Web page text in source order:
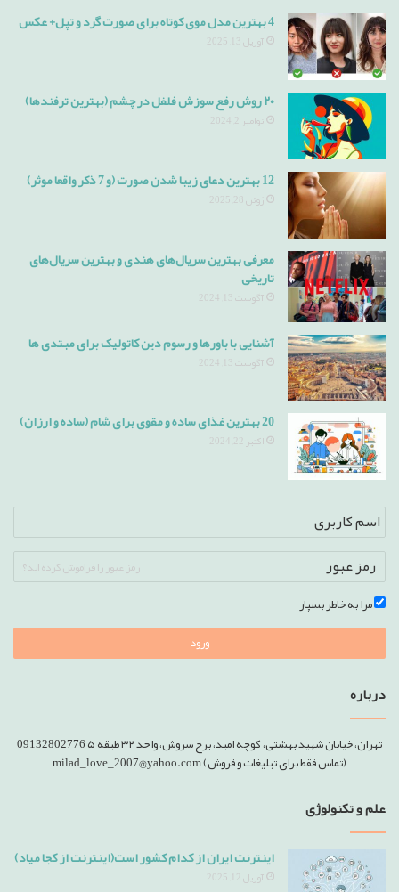
4 بهترین مدل موی کوتاه برای صورت گرد و تپل+ عکس
آوریل 13, 2025
۲۰ روش رفع سوزش فلفل در چشم (بهترین ترفندها)
نوامبر 2, 2024
12 بهترین دعای زیبا شدن صورت (و 7 ذکر واقعا موثر)
ژوئن 28, 2025
معرفی بهترین سریال‌های هندی و بهترین سریال‌های
تاریخی
آگوست 13, 2024
آشنایی با باورها و رسوم دین کاتولیک برای مبتدی ها
آگوست 13, 2024
20 بهترین غذای ساده و مقوی برای شام (ساده و ارزان)
اکتبر 22, 2024
رمز عبور را فراموش کرده اید؟
مرا به خاطر بسپار
ورود
درباره
تهران، خیابان شهید بهشتی، کوچه امید، برج سروش، واحد ۳۲ طبقه ۵ 09132802776
(تماس فقط برای تبلیغات و فروش) milad_love_2007@yahoo.com
علم و تکنولوژی
اینترنت ایران از کدام کشور است(اینترنت از کجا میاد)
آوریل 12, 2025